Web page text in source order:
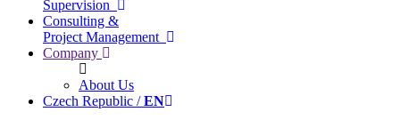
Supervision
Consulting &
Project Management
Company
About Us
Czech Republic /EN